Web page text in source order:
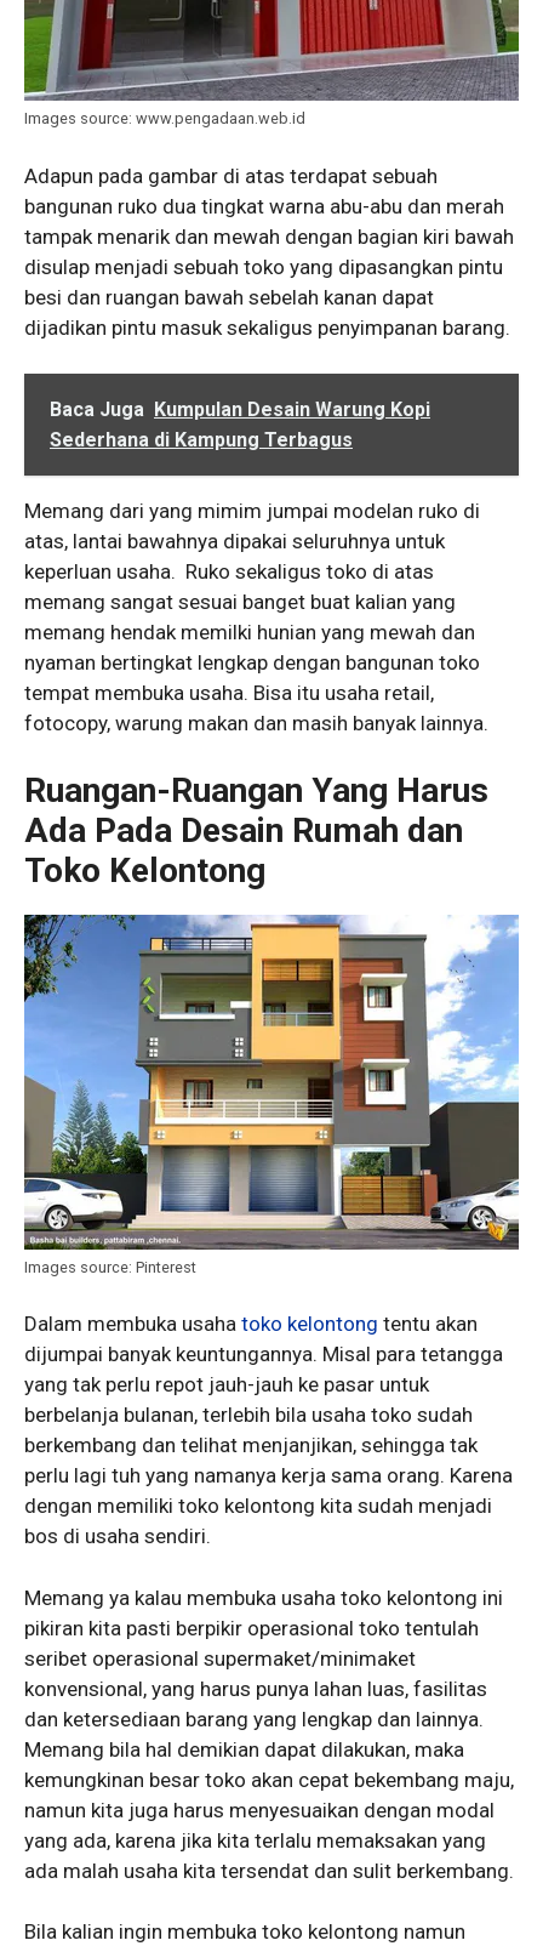
Images source: www.pengadaan.web.id
Adapun pada gambar di atas terdapat sebuah
bangunan ruko dua tingkat warna abu-abu dan merah
tampak menarik dan mewah dengan bagian kiri bawah
disulap menjadi sebuah toko yang dipasangkan pintu
besi dan ruangan bawah sebelah kanan dapat
dijadikan pintu masuk sekaligus penyimpanan barang.
Baca Juga Kumpulan Desain Warung Kopi
Sederhana di Kampung Terbagus
Memang dari yang mimim jumpai modelan ruko di
atas, lantai bawahnya dipakai seluruhnya untuk
keperluan usaha. Ruko sekaligus toko di atas
memang sangat sesuai banget buat kalian yang
memang hendak memilki hunian yang mewah dan
nyaman bertingkat lengkap dengan bangunan toko
tempat membuka usaha. Bisa itu usaha retail,
fotocopy, warung makan dan masih banyak lainnya.
Ruangan-Ruangan Yang Harus
Ada Pada Desain Rumah dan
Toko Kelontong
Images source: Pinterest
Dalam membuka usaha toko kelontong tentu akan
dijumpai banyak keuntungannya. Misal para tetangga
yang tak perlu repot jauh-jauh ke pasar untuk
berbelanja bulanan, terlebih bila usaha toko sudah
berkembang dan telihat menjanjikan, sehingga tak
perlu lagi tuh yang namanya kerja sama orang. Karena
dengan memiliki toko kelontong kita sudah menjadi
bos di usaha sendiri.
Memang ya kalau membuka usaha toko kelontong ini
pikiran kita pasti berpikir operasional toko tentulah
seribet operasional supermaket/minimaket
konvensional, yang harus punya lahan luas, fasilitas
dan ketersediaan barang yang lengkap dan lainnya.
Memang bila hal demikian dapat dilakukan, maka
kemungkinan besar toko akan cepat bekembang maju,
namun kita juga harus menyesuaikan dengan modal
yang ada, karena jika kita terlalu memaksakan yang
ada malah usaha kita tersendat dan sulit berkembang.
Bila kalian ingin membuka toko kelontong namun